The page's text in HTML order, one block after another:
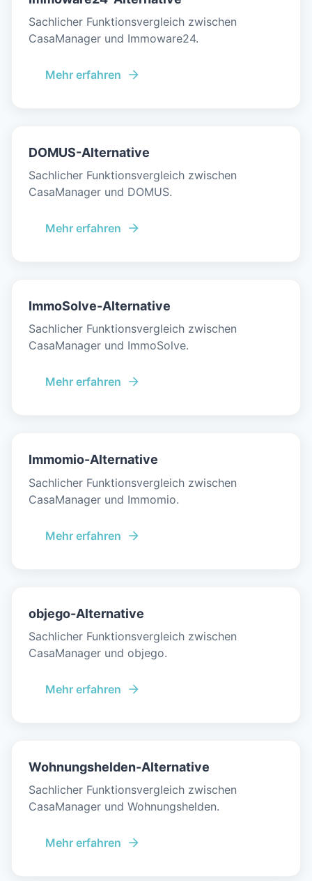
Sachlicher Funktionsvergleich zwischen
CasaManager und Immoware24.
Mehr erfahren
DOMUS-Alternative
Sachlicher Funktionsvergleich zwischen
CasaManager und DOMUS.
Mehr erfahren
ImmoSolve-Alternative
Sachlicher Funktionsvergleich zwischen
CasaManager und ImmoSolve.
Mehr erfahren
Immomio-Alternative
Sachlicher Funktionsvergleich zwischen
CasaManager und Immomio.
Mehr erfahren
objego-Alternative
Sachlicher Funktionsvergleich zwischen
CasaManager und objego.
Mehr erfahren
Wohnungshelden-Alternative
Sachlicher Funktionsvergleich zwischen
CasaManager und Wohnungshelden.
Mehr erfahren